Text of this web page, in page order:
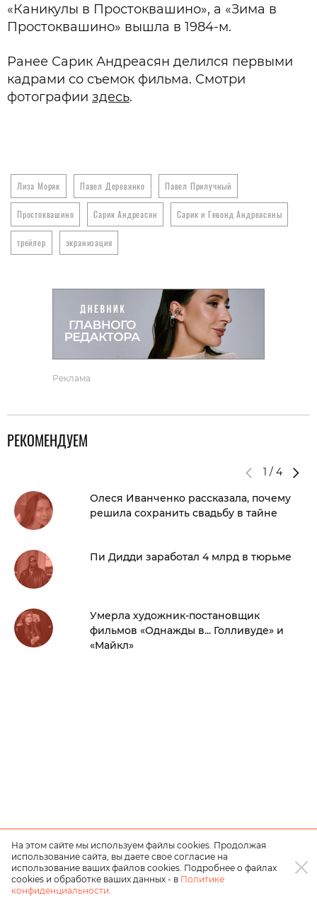
«Каникулы в Простоквашино», а «Зима в
Простоквашино» вышла в 1984-м.
Ранее Сарик Андреасян делился первыми
кадрами со съемок фильма. Смотри
фотографии здесь.
Лиза Моряк Павел Деревянко Павел Прилучный
Простоквашино Сарик Андреасян Сарик и Гевонд Андреасяны
трейлер экранизация
Реклама
РЕКОМЕНДУЕМ
1 / 4
Олеся Иванченко рассказала, почему
решила сохранить свадьбу в тайне
Пи Дидди заработал 4 млрд в тюрьме
Умерла художник-постановщик
фильмов «Однажды в... Голливуде» и
«Майкл»
На этом сайте мы используем файлы cookies. Продолжая
использование сайта, вы даете свое согласие на
использование ваших файлов cookies. Подробнее о файлах
cookies и обработке ваших данных - в Политике
конфиденциальности.